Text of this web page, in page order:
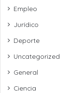
Empleo
Jurídico
Deporte
Uncategorized
General
Ciencia